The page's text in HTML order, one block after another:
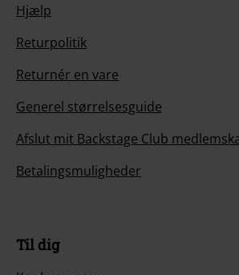
Hjælp
Returpolitik
Returnér en vare
Generel størrelsesguide
Afslut mit Backstage Club
Betalingsmuligheder
Til dig